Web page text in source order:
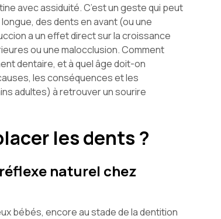
avec assiduité. C’est un geste qui peut
des dents en avant (ou une
a un effet direct sur la croissance
ou une malocclusion. Comment
dentaire, et à quel âge doit-on
les conséquences et les
adultes) à retrouver un sourire
les dents ?
naturel chez
bébés, encore au stade de la dentition